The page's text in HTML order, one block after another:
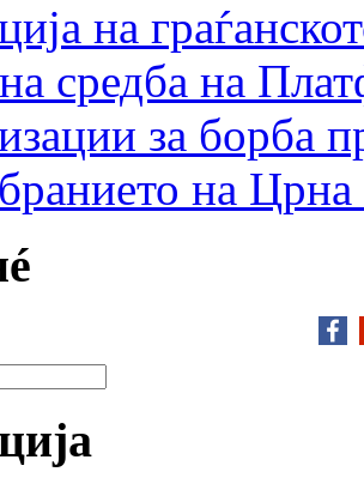
на
средба на
за борба
на Црна